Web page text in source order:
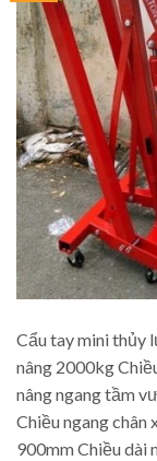
Cẩu tay mini
nâng 2000kg
nâng ngang tầm
Chiều ngang chân
900mm Chiều dài